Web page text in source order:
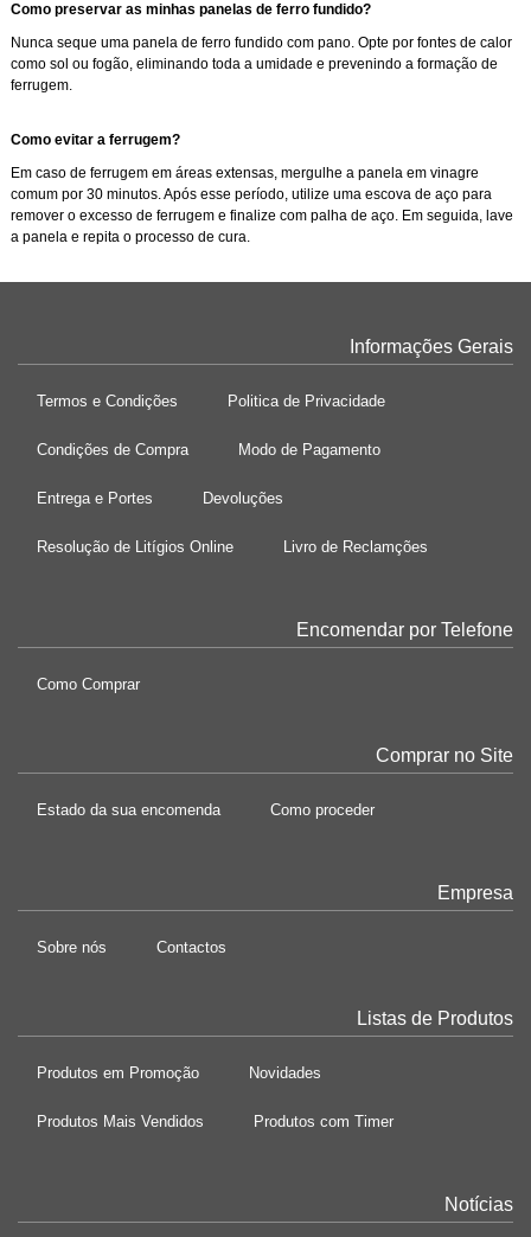
Como preservar as minhas panelas de ferro fundido?
Nunca seque uma panela de ferro fundido com pano. Opte por fontes de calor
como sol ou fogão, eliminando toda a umidade e prevenindo a formação de
ferrugem.
Como evitar a ferrugem?
Em caso de ferrugem em áreas extensas, mergulhe a panela em vinagre
comum por 30 minutos. Após esse período, utilize uma escova de aço para
remover o excesso de ferrugem e finalize com palha de aço. Em seguida, lave
a panela e repita o processo de cura.
Informações Gerais
Termos e Condições Politica de Privacidade
Condições de Compra Modo de Pagamento
Entrega e Portes Devoluções
Resolução de Litígios Online Livro de Reclamções
Encomendar por Telefone
Como Comprar
Comprar no Site
Estado da sua encomenda Como proceder
Empresa
Sobre nós Contactos
Listas de Produtos
Produtos em Promoção Novidades
Produtos Mais Vendidos Produtos com Timer
Notícias